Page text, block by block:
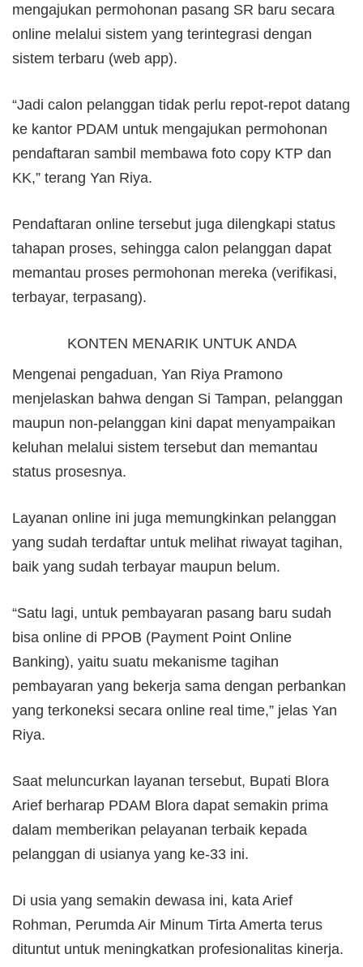
mengajukan permohonan pasang SR baru secara
online melalui sistem yang terintegrasi dengan
sistem terbaru (web app).
“Jadi calon pelanggan tidak perlu repot-repot datang
ke kantor PDAM untuk mengajukan permohonan
pendaftaran sambil membawa foto copy KTP dan
KK,” terang Yan Riya.
Pendaftaran online tersebut juga dilengkapi status
tahapan proses, sehingga calon pelanggan dapat
memantau proses permohonan mereka (verifikasi,
terbayar, terpasang).
KONTEN MENARIK UNTUK ANDA
Mengenai pengaduan, Yan Riya Pramono
menjelaskan bahwa dengan Si Tampan, pelanggan
maupun non-pelanggan kini dapat menyampaikan
keluhan melalui sistem tersebut dan memantau
status prosesnya.
Layanan online ini juga memungkinkan pelanggan
yang sudah terdaftar untuk melihat riwayat tagihan,
baik yang sudah terbayar maupun belum.
“Satu lagi, untuk pembayaran pasang baru sudah
bisa online di PPOB (Payment Point Online
Banking), yaitu suatu mekanisme tagihan
pembayaran yang bekerja sama dengan perbankan
yang terkoneksi secara online real time,” jelas Yan
Riya.
Saat meluncurkan layanan tersebut, Bupati Blora
Arief berharap PDAM Blora dapat semakin prima
dalam memberikan pelayanan terbaik kepada
pelanggan di usianya yang ke-33 ini.
Di usia yang semakin dewasa ini, kata Arief
Rohman, Perumda Air Minum Tirta Amerta terus
dituntut untuk meningkatkan profesionalitas kinerja.